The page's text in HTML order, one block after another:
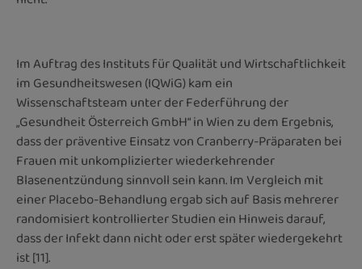
Im Auftrag des Instituts für Qualität und Wirtschaftlichkeit
im Gesundheitswesen (IQWiG) kam ein
Wissenschaftsteam unter der Federführung der
„Gesundheit Österreich GmbH“ in Wien zu dem Ergebnis,
dass der präventive Einsatz von Cranberry-Präparaten bei
Frauen mit unkomplizierter wiederkehrender
Blasenentzündung sinnvoll sein kann. Im Vergleich mit
einer Placebo-Behandlung ergab sich auf Basis mehrerer
randomisiert kontrollierter Studien ein Hinweis darauf,
dass der Infekt dann nicht oder erst später wiedergekehrt
ist [11].